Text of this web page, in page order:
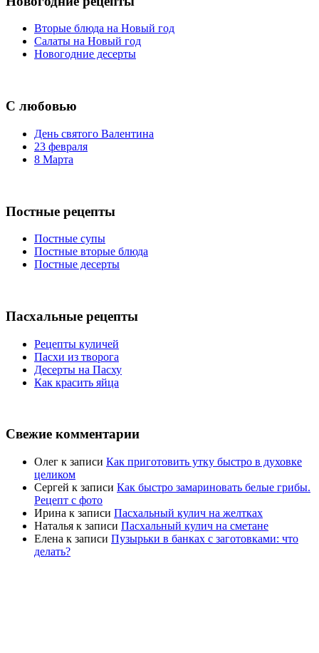
Вторые блюда на Новый год
Салаты на Новый год
Новогодние десерты
С любовью
День святого Валентина
23 февраля
8 Марта
Постные рецепты
Постные супы
Постные вторые блюда
Постные десерты
Пасхальные рецепты
Рецепты куличей
Пасхи из творога
Десерты на Пасху
Как красить яйца
Свежие комментарии
Олег к записи Как приготовить утку быстро в духовке
целиком
Сергей к записи Как быстро замариновать белые грибы.
Рецепт с фото
Ирина к записи Пасхальный кулич на желтках
Наталья к записи Пасхальный кулич на сметане
Елена к записи Пузырьки в банках с заготовками: что
делать?